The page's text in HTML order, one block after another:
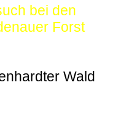
bei den
Forst
Wald